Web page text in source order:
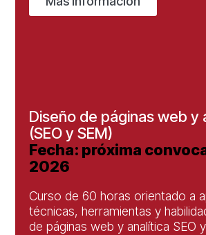
Diseño de páginas web y
(SEO y SEM)
Fecha: próxima
2026
Curso de 60 horas orientado a
técnicas, herramientas y
de páginas web y analítica SEO